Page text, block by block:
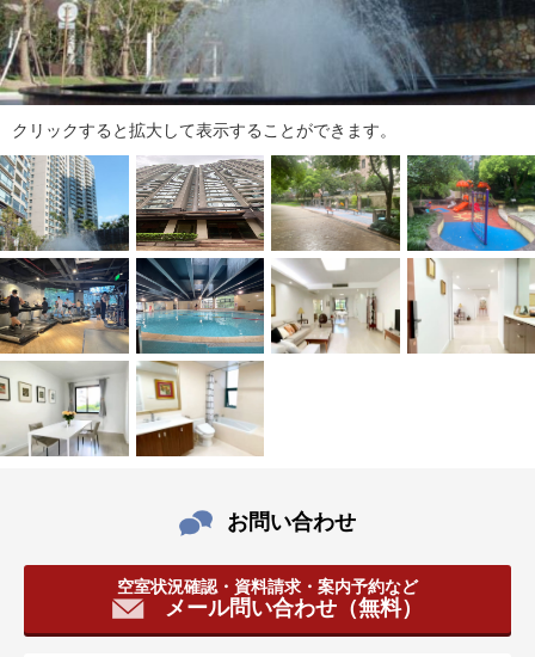
す
。
本
文
移
動
し
ま
す
。
フ
ッ
タ
情
報
移
クリックすると拡大して表示することができます。
お問い合わせ
空室状況確認・資料請求・案内予約など
メール問い合わせ（無料）